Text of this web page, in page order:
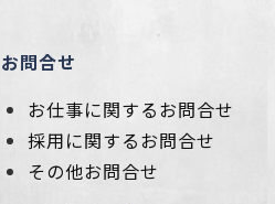
お問合せ
お仕事に関するお問合せ
採用に関するお問合せ
その他お問合せ